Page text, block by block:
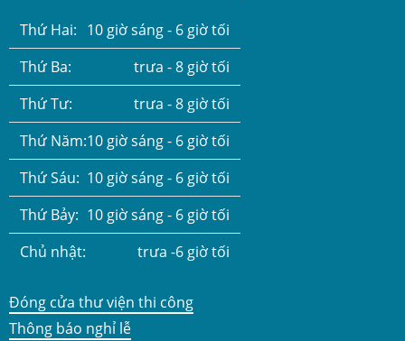
Thứ Hai: 10 giờ sáng - 6 giờ tối
Thứ Ba:
trưa - 8 giờ tối
Thứ Tư:
trưa - 8 giờ tối
Thứ Năm:10 giờ sáng - 6 giờ tối
Thứ Sáu: 10 giờ sáng - 6 giờ tối
Thứ Bảy: 10 giờ sáng - 6 giờ tối
Chủ nhật:
trưa -6 giờ tối
Đóng cửa thư viện thi công
Thông báo nghỉ lễ